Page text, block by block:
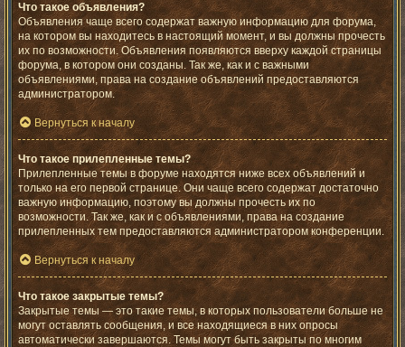
Что такое объявления?
Объявления чаще всего содержат важную информацию для форума,
на котором вы находитесь в настоящий момент, и вы должны прочесть
их по возможности. Объявления появляются вверху каждой страницы
форума, в котором они созданы. Так же, как и с важными
объявлениями, права на создание объявлений предоставляются
администратором.
Вернуться к началу
Что такое прилепленные темы?
Прилепленные темы в форуме находятся ниже всех объявлений и
только на его первой странице. Они чаще всего содержат достаточно
важную информацию, поэтому вы должны прочесть их по
возможности. Так же, как и с объявлениями, права на создание
прилепленных тем предоставляются администратором конференции.
Вернуться к началу
Что такое закрытые темы?
Закрытые темы — это такие темы, в которых пользователи больше не
могут оставлять сообщения, и все находящиеся в них опросы
автоматически завершаются. Темы могут быть закрыты по многим